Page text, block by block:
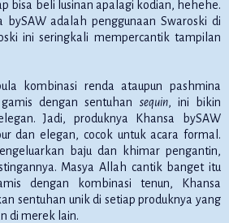
bisa beli lusinan apalagi kodian, hehehe.
bySAW adalah penggunaan Swaroski di
ini seringkali mempercantik tampilan
kombinasi renda ataupun pashmina
dengan sentuhan sequin, ini bikin
Jadi, produknya Khansa bySAW
dan elegan, cocok untuk acara formal.
baju dan khimar pengantin,
Masya Allah cantik banget itu
dengan kombinasi tenun, Khansa
sentuhan unik di setiap produknya yang
di merek lain.